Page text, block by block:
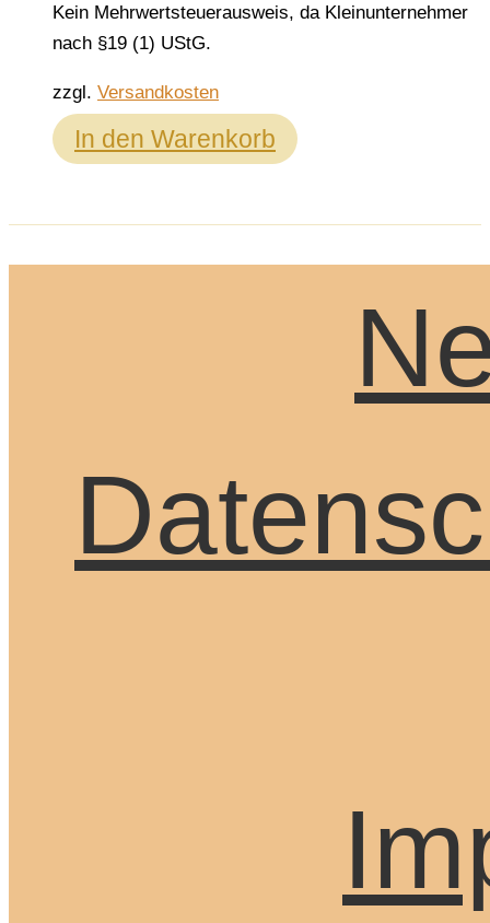
Kein Mehrwertsteuerausweis, da Kleinunternehmer
nach §19 (1) UStG.
zzgl. Versandkosten
In den Warenkorb